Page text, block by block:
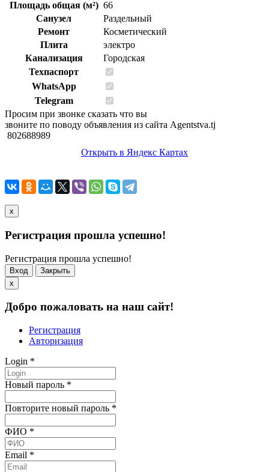
Площадь общая (м²) 66
Санузел
Раздельный
Ремонт
Косметический
Плита
электро
Канализация
Городская
Техпаспорт
WhatsApp
Telegram
Просим при звонке сказать что вы
звоните по поводу объявления из сайта Agentstva.tj
802688989
Открыть в Яндекс Картах
x
Регистрация прошла успешно!
Регистрация прошла успешно!
Вход
Закрыть
x
Добро пожаловать на наш сайт!
Регистрация
Авторизация
Login *
Новый пароль *
Повторите новый пароль *
ФИО *
Email *